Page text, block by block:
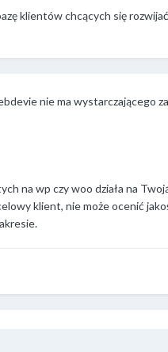
klientów chcących się
nie ma wystarczającego
na wp czy woo działa na
klient, nie może ocenić